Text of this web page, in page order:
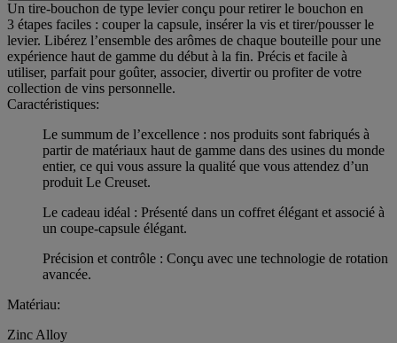
Un tire-bouchon de type levier conçu pour retirer le bouchon en
3 étapes faciles : couper la capsule, insérer la vis et tirer/pousser le
levier. Libérez l’ensemble des arômes de chaque bouteille pour une
expérience haut de gamme du début à la fin. Précis et facile à
utiliser, parfait pour goûter, associer, divertir ou profiter de votre
collection de vins personnelle.
Caractéristiques:
Le summum de l’excellence : nos produits sont fabriqués à
partir de matériaux haut de gamme dans des usines du monde
entier, ce qui vous assure la qualité que vous attendez d’un
produit Le Creuset.
Le cadeau idéal : Présenté dans un coffret élégant et associé à
un coupe-capsule élégant.
Précision et contrôle : Conçu avec une technologie de rotation
avancée.
Matériau:
Zinc Alloy